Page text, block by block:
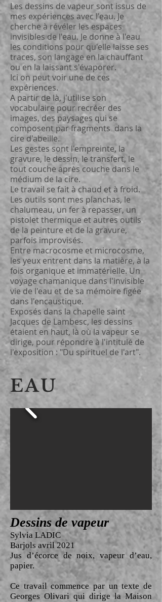
Les dessins de vapeur sont issus de
mes expériences avec l'eau. Je
cherche à révéler les espaces
invisibles de l'eau. Je donne à l'eau
les conditions pour qu'elle laisse ses
traces, son langage en la chauffant
ou en la laissant s'évaporer.
Icion peut voir une de ces
expériences.
A partir de là, j'utilise son
vocabulaire pour recréer des
images, des paysages qui se
composent par fragments dans la
cire d'abeille.
Les gestes sont l'empreinte, la
gravure, le dessin, le transfert, le
tout couche après couche dans le
médium de la cire.
Le travail se fait à chaud et à froid.
Les outils sont mes planchas, le
chalumeau, un fer à repasser, un
pistolet thermique et autres outils
de la peinture et de la gravure,
parfois improvisés.
Entre macrocosme et microcosme,
les yeux entrent dans la matière, à la
fois organique et immatérielle. Un
voyage chamanique dans l'invisible
vie de l'eau et de sa mémoire figée
dans l'encaustique.
Exposés dans la chapelle saint
Jacques de Lambesc, les dessins
étaient en haut, là où la vapeur se
dirige, pour répondre à l'intitulé de
l'exposition : "Du spirituel de l'art".
EAU
Dessins de vapeur
Sylvia LADIC
Barjols avril 2021
Jus d’écorce de noix, vapeur d’eau,
papier.
Ce travail commence par un texte de
Georges Olivari qui dirige la Maison